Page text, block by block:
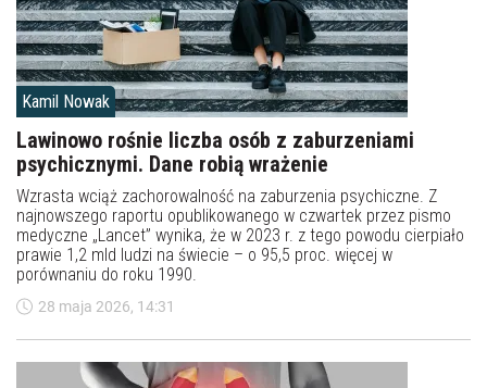
Kamil Nowak
Lawinowo rośnie liczba osób z zaburzeniami
psychicznymi. Dane robią wrażenie
Wzrasta wciąż zachorowalność na zaburzenia psychiczne. Z
najnowszego raportu opublikowanego w czwartek przez pismo
medyczne „Lancet” wynika, że w 2023 r. z tego powodu cierpiało
prawie 1,2 mld ludzi na świecie – o 95,5 proc. więcej w
porównaniu do roku 1990.
28 maja 2026, 14:31